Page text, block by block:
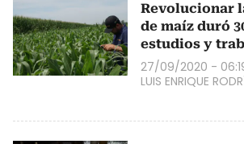
Revolucionar
de maíz duró
estudios y
27/09/2020 -
LUIS ENRIQUE